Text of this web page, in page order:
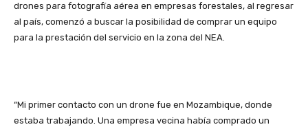
drones para fotografía aérea en empresas forestales, al regresar
al país, comenzó a buscar la posibilidad de comprar un equipo
para la prestación del servicio en la zona del NEA.
“Mi primer contacto con un drone fue en Mozambique, donde
estaba trabajando. Una empresa vecina había comprado un